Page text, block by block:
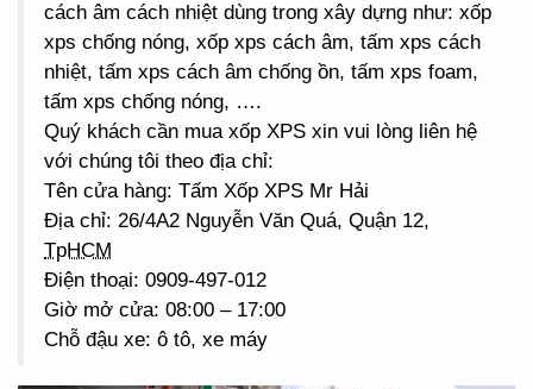
cách âm cách nhiệt dùng trong xây dựng như: xốp
xps chống nóng, xốp xps cách âm, tấm xps cách
nhiệt, tấm xps cách âm chống ồn, tấm xps foam,
tấm xps chống nóng, ….
Quý khách cần mua xốp XPS xin vui lòng liên hệ
với chúng tôi theo địa chỉ:
Tên cửa hàng: Tấm Xốp XPS Mr Hải
Địa chỉ: 26/4A2 Nguyễn Văn Quá, Quận 12,
TpHCM
Điện thoại: 0909-497-012
Giờ mở cửa: 08:00 – 17:00
Chỗ đậu xe: ô tô, xe máy